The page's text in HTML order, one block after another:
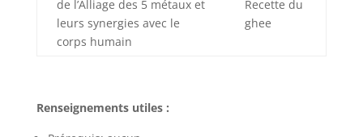
de l’Alliage des 5 métaux et
leurs synergies avec le
corps humain
Recette du
ghee
Renseignements utiles :